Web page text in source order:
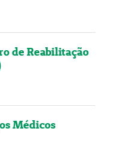
de Reabilitação
Médicos